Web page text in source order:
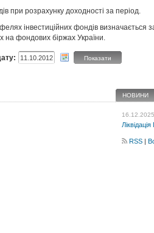
при розрахунку доходності за період.
інвестиційних фондів
на фондових біржах України.
Показати
НОВИНИ
16.12.2025
RSS |